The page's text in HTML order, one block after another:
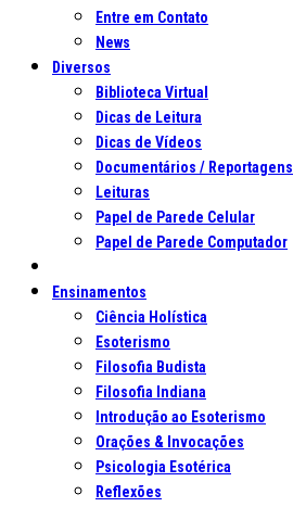
Entre em Contato
News
Diversos
Biblioteca Virtual
Dicas de Leitura
Dicas de Vídeos
Documentários / Reportagens
Leituras
Papel de Parede Celular
Papel de Parede Computador
Ensinamentos
Ciência Holística
Esoterismo
Filosofia Budista
Filosofia Indiana
Introdução ao Esoterismo
Orações & Invocações
Psicologia Esotérica
Reflexões